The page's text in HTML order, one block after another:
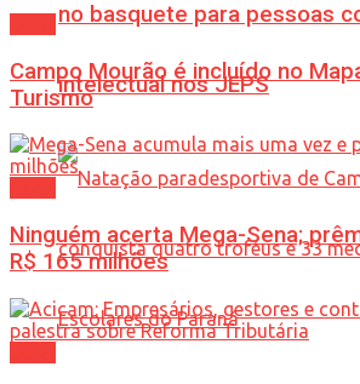
no basquete para pessoas
intelectual nos JEPS
Campo Mourão é incluído no
Turismo
Ninguém acerta Mega-Sena;
R$ 165 milhões